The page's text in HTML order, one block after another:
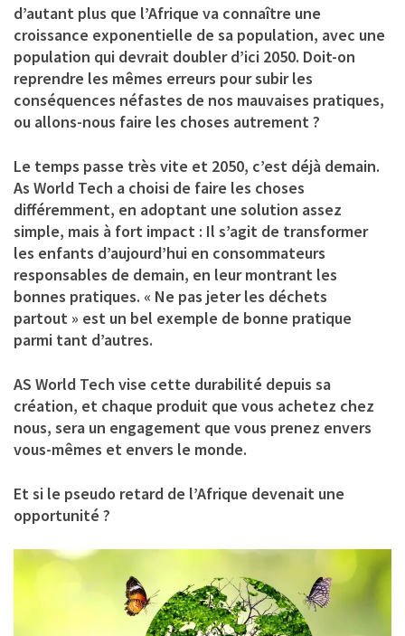
d’autant plus que l’Afrique va connaître une
croissance exponentielle de sa population, avec une
population qui devrait doubler d’ici 2050. Doit-on
reprendre les mêmes erreurs pour subir les
conséquences néfastes de nos mauvaises pratiques,
ou allons-nous faire les choses autrement ?
Le temps passe très vite et 2050, c’est déjà demain.
As World Tech a choisi de faire les choses
différemment, en adoptant une solution assez
simple, mais à fort impact : Il s’agit de transformer
les enfants d’aujourd’hui en consommateurs
responsables de demain, en leur montrant les
bonnes pratiques. « Ne pas jeter les déchets
partout » est un bel exemple de bonne pratique
parmi tant d’autres.
AS World Tech vise cette durabilité depuis sa
création, et chaque produit que vous achetez chez
nous, sera un engagement que vous prenez envers
vous-mêmes et envers le monde.
Et si le pseudo retard de l’Afrique devenait une
opportunité ?